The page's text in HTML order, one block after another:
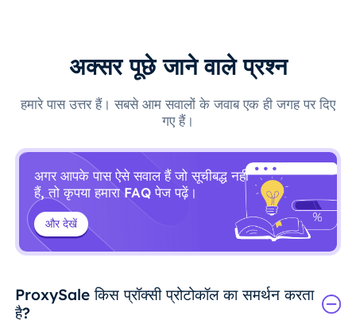
अक्सर पूछे जाने वाले प्रश्न
हमारे पास उत्तर हैं। सबसे आम सवालों के जवाब एक ही जगह पर दिए
गए हैं।
अगर आपके पास ऐसे सवाल हैं जो सूचीबद्ध नहीं
हैं, तो कृपया हमारा FAQ पेज पढ़ें।
और देखें
ProxySale किस प्रॉक्सी प्रोटोकॉल का समर्थन करता
है?